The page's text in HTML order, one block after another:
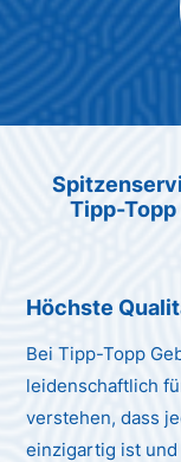
Tipp-Topp
Höchste
Bei Tipp-Topp
leidenschaftlich
verstehen, dass
einzigartig ist